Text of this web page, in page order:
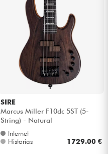
SIRE
Marcus Miller F10dc 5ST (5-
String) - Natural
Internet
Historias
1729.00 €